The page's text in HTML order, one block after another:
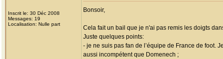
Inscrit le: 30 Déc 2008
Messages: 19
Localisation: Nulle part
Bonsoir,
Cela fait un bail que je n'ai pas remis les doigts
Juste quelques points:
- je ne suis pas fan de l’équipe de France de foot.
aussi incompétent que Domenech ;